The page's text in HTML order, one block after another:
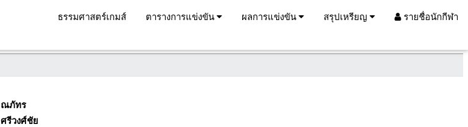
ธรรมศาสตร์เกมส์ ตารางการแข่งขัน ผลการแข่งขัน สรุปเหรียญ รายชื่อนักกีฬา
ณภัทร
ศรีวงศ์ชัย